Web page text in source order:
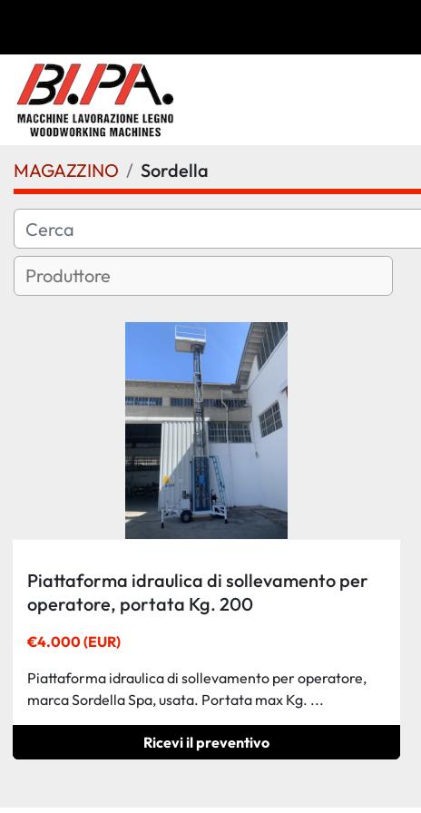
MAGAZZINO Sordella
Piattaforma idraulica di sollevamento per
operatore, portata Kg. 200
€4.000 (EUR)
Piattaforma idraulica di sollevamento per operatore,
marca Sordella Spa, usata. Portata max Kg. ...
Ricevi il preventivo